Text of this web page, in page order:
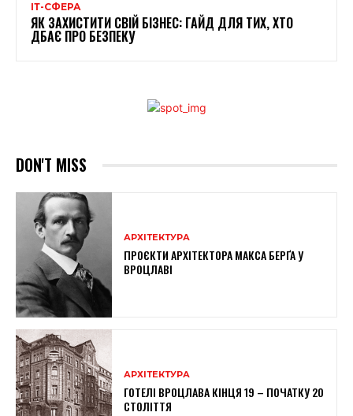
ІТ-СФЕРА
ЯК ЗАХИСТИТИ СВІЙ БІЗНЕС: ГАЙД ДЛЯ ТИХ, ХТО
ДБАЄ ПРО БЕЗПЕКУ
DON'T MISS
АРХІТЕКТУРА
ПРОЄКТИ АРХІТЕКТОРА МАКСА БЕРҐА У
ВРОЦЛАВІ
АРХІТЕКТУРА
ГОТЕЛІ ВРОЦЛАВА КІНЦЯ 19 – ПОЧАТКУ 20
СТОЛІТТЯ